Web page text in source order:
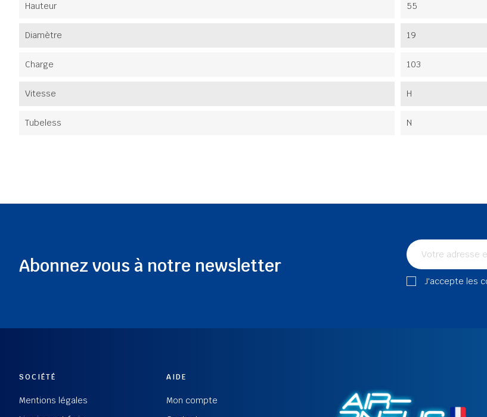
Hauteur 55
Diamètre 19
Charge 103
Vitesse H
Tubeless N
Abonnez vous à notre newsletter
J'accepte les
SOCIÉTÉ
Mentions légales
AIDE
Mon compte